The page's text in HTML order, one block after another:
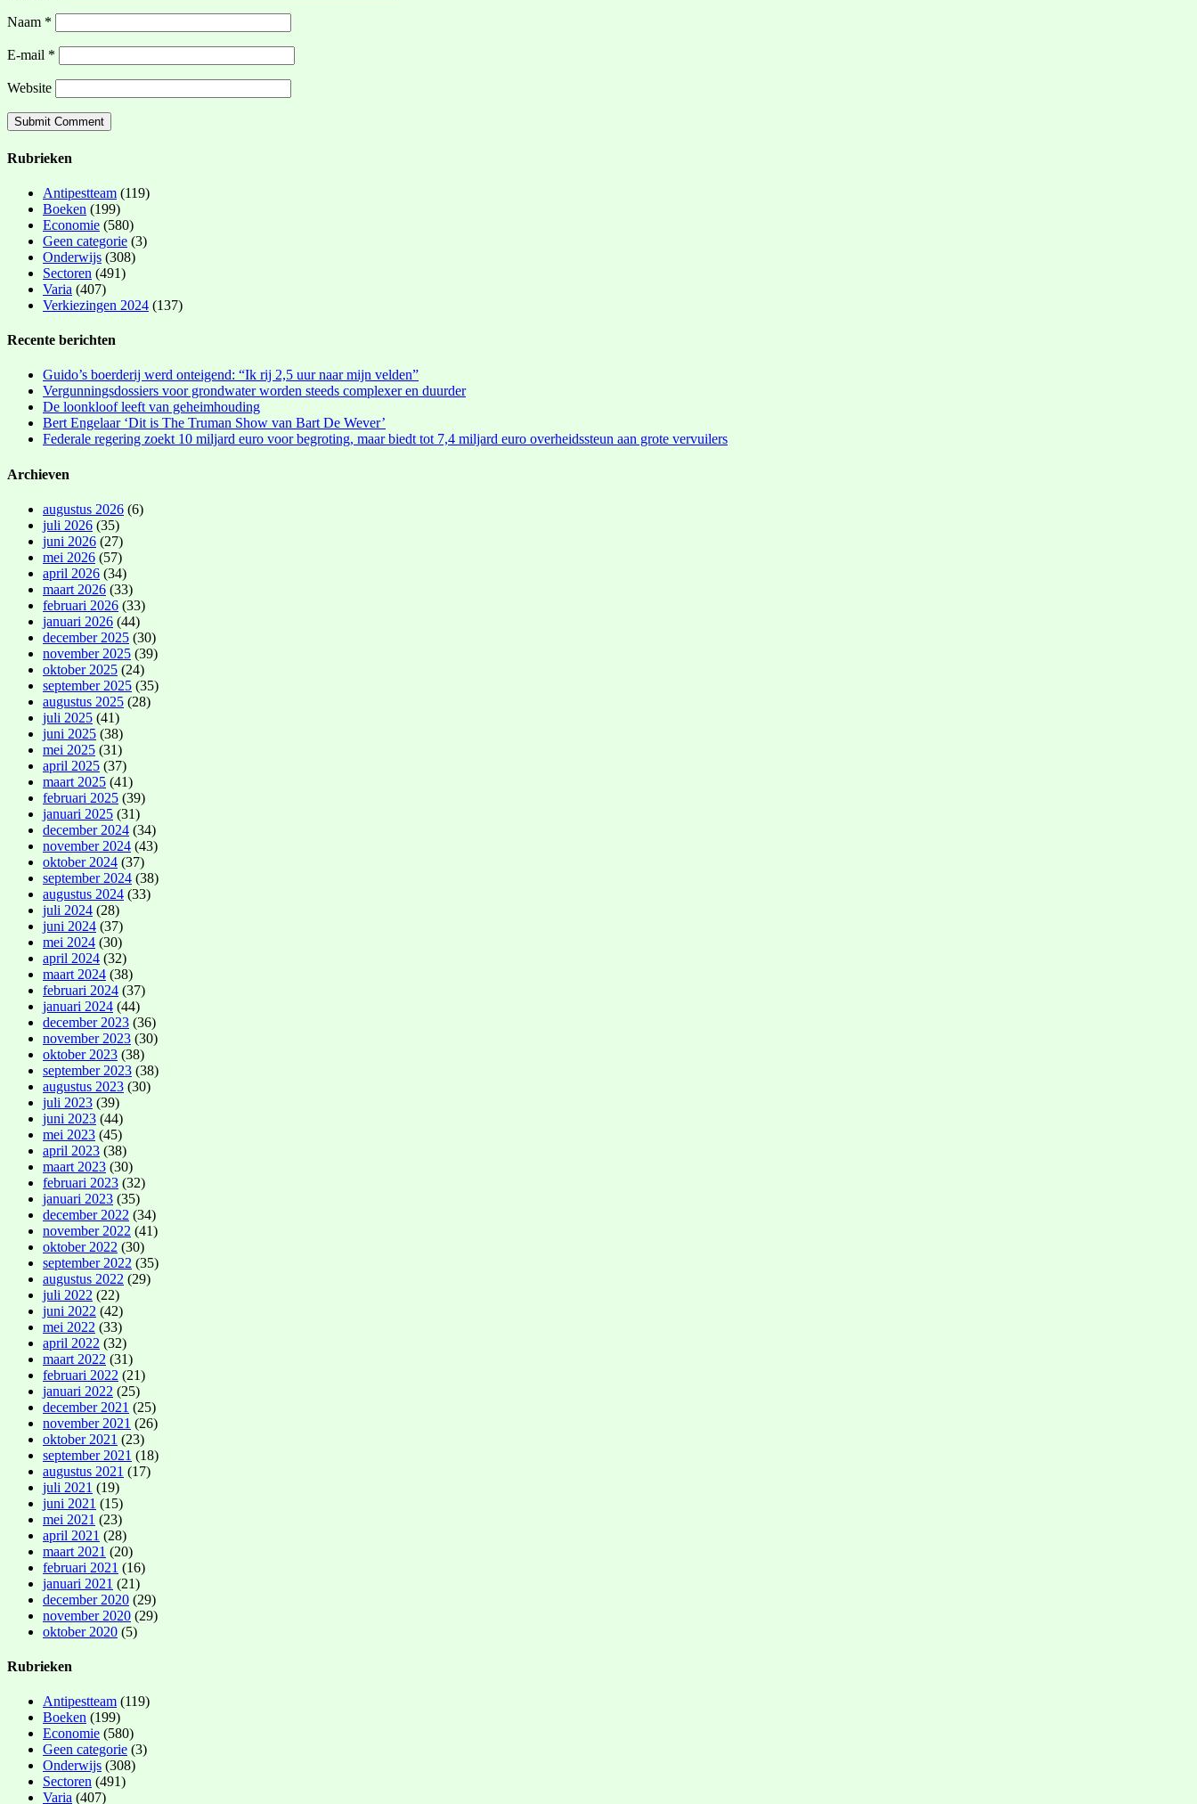
Naam *
E-mail *
Website
Rubrieken
Antipestteam (119)
Boeken (199)
Economie (580)
Geen categorie (3)
Onderwijs (308)
Sectoren (491)
Varia (407)
Verkiezingen 2024 (137)
Recente berichten
Guido’s boerderij werd onteigend: “Ik rij 2,5 uur naar mijn velden”
Vergunningsdossiers voor grondwater worden steeds complexer en duurder
De loonkloof leeft van geheimhouding
Bert Engelaar ‘Dit is The Truman Show van Bart De Wever’
Federale regering zoekt 10 miljard euro voor begroting, maar biedt tot 7,4 miljard euro overheidssteun aan grote vervuilers
Archieven
augustus 2026 (6)
juli 2026 (35)
juni 2026 (27)
mei 2026 (57)
april 2026 (34)
maart 2026 (33)
februari 2026 (33)
januari 2026 (44)
december 2025 (30)
november 2025 (39)
oktober 2025 (24)
september 2025 (35)
augustus 2025 (28)
juli 2025 (41)
juni 2025 (38)
mei 2025 (31)
april 2025 (37)
maart 2025 (41)
februari 2025 (39)
januari 2025 (31)
december 2024 (34)
november 2024 (43)
oktober 2024 (37)
september 2024 (38)
augustus 2024 (33)
juli 2024 (28)
juni 2024 (37)
mei 2024 (30)
april 2024 (32)
maart 2024 (38)
februari 2024 (37)
januari 2024 (44)
december 2023 (36)
november 2023 (30)
oktober 2023 (38)
september 2023 (38)
augustus 2023 (30)
juli 2023 (39)
juni 2023 (44)
mei 2023 (45)
april 2023 (38)
maart 2023 (30)
februari 2023 (32)
januari 2023 (35)
december 2022 (34)
november 2022 (41)
oktober 2022 (30)
september 2022 (35)
augustus 2022 (29)
juli 2022 (22)
juni 2022 (42)
mei 2022 (33)
april 2022 (32)
maart 2022 (31)
februari 2022 (21)
januari 2022 (25)
december 2021 (25)
november 2021 (26)
oktober 2021 (23)
september 2021 (18)
augustus 2021 (17)
juli 2021 (19)
juni 2021 (15)
mei 2021 (23)
april 2021 (28)
maart 2021 (20)
februari 2021 (16)
januari 2021 (21)
december 2020 (29)
november 2020 (29)
oktober 2020 (5)
Rubrieken
Antipestteam (119)
Boeken (199)
Economie (580)
Geen categorie (3)
Onderwijs (308)
Sectoren (491)
Varia (407)